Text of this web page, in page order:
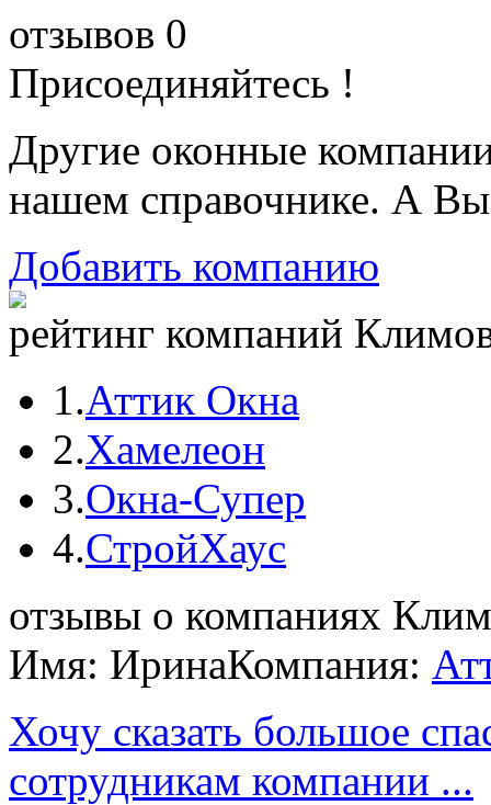
отзывов 0
Присоединяйтесь !
Другие оконные
нашем справочнике. А
Добавить компанию
рейтинг компаний
1.Аттик Окна
2.Хамелеон
3.Окна-Супер
4.СтройХаус
отзывы о компаниях
Имя: ИринаКомпания:
Хочу сказать большое
сотрудникам компании ...